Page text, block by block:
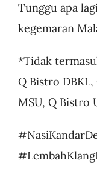
Tunggu apa
kegemaran
*Tidak
Q Bistro
MSU, Q Bistro